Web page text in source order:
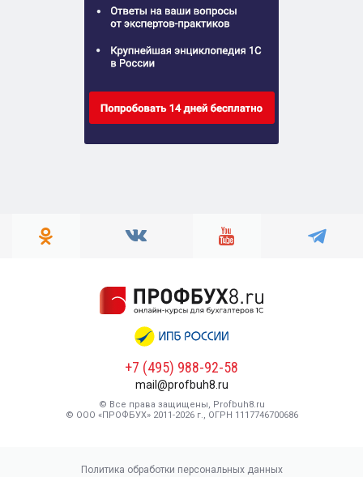
+7 (495) 988-92-58
mail@profbuh8.ru
© Все права защищены, Profbuh8.ru
© ООО «ПРОФБУХ» 2011-2026 г., ОГРН 1117746700686
Политика обработки персональных данных